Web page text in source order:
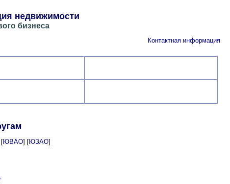
недвижимости
бизнеса
Контактная информация
ЮВАО] [ЮЗАО]